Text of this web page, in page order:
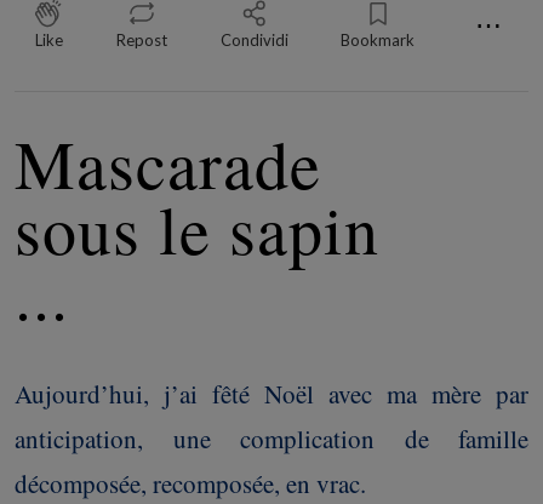
Like Repost Condividi Bookmark ⋯
Mascarade
sous le sapin
...
Aujourd’hui, j’ai fêté Noël avec ma mère par
anticipation, une complication de famille
décomposée, recomposée, en vrac.